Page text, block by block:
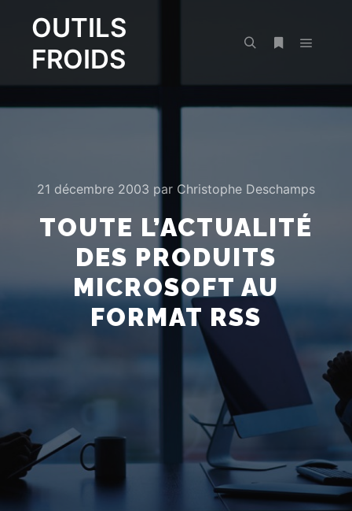
OUTILS
FROIDS
21 décembre 2003 par Christophe Deschamps
TOUTE L’ACTUALITÉ
DES PRODUITS
MICROSOFT AU
FORMAT RSS